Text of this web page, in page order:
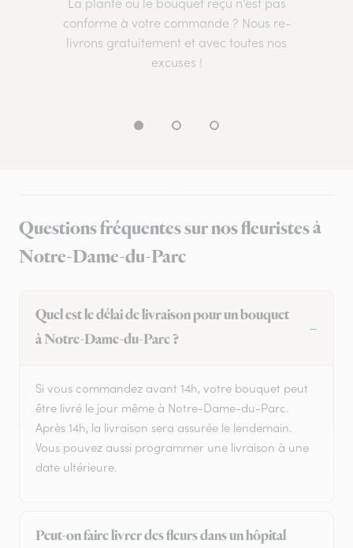
La plante ou le bouquet reçu n’est pas
conforme à votre commande ? Nous re-
livrons gratuitement et avec toutes nos
excuses !
Questions fréquentes sur nos fleuristes à
Notre-Dame-du-Parc
Quel est le délai de livraison pour un bouquet
à Notre-Dame-du-Parc ?
Si vous commandez avant 14h, votre bouquet peut
être livré le jour même à Notre-Dame-du-Parc.
Après 14h, la livraison sera assurée le lendemain.
Vous pouvez aussi programmer une livraison à une
date ultérieure.
Peut-on faire livrer des fleurs dans un hôpital